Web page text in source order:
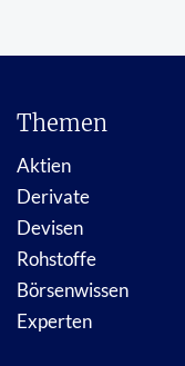
Themen
Aktien
Derivate
Devisen
Rohstoffe
Börsenwissen
Experten